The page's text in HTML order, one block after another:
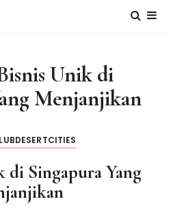
Unik di
Menjanjikan
di Singapura Yang